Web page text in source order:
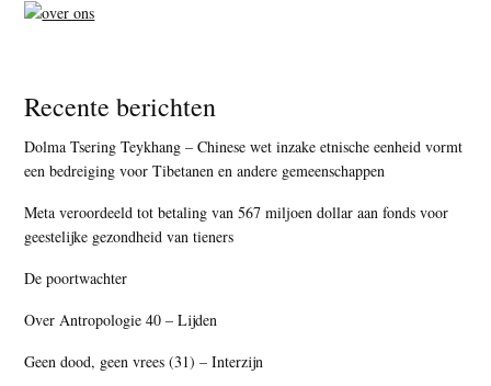
Recente berichten
Dolma Tsering Teykhang – Chinese wet inzake etnische eenheid vormt
een bedreiging voor Tibetanen en andere gemeenschappen
Meta veroordeeld tot betaling van 567 miljoen dollar aan fonds voor
geestelijke gezondheid van tieners
De poortwachter
Over Antropologie 40 – Lijden
Geen dood, geen vrees (31) – Interzijn